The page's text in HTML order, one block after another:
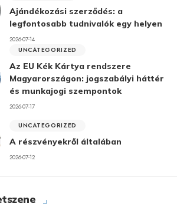
Ajándékozási szerződés: a
legfontosabb tudnivalók egy helyen
2026-07-14
UNCATEGORIZED
Az EU Kék Kártya rendszere
Magyarországon: jogszabályi háttér
és munkajogi szempontok
2026-07-17
UNCATEGORIZED
A részvényekről általában
2026-07-12